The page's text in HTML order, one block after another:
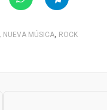
, NUEVA MÚSICA, ROCK